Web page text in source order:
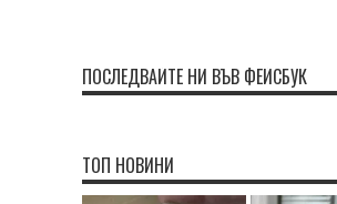
ПОСЛЕДВАЙТЕ НИ ВЪВ ФЕЙСБУК
ТОП НОВИНИ